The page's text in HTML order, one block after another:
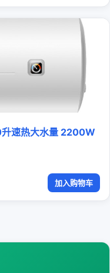
速热大水量 2200W
加入购物车